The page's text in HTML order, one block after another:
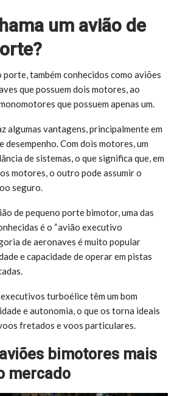
um avião de
porte, também conhecidos como aviões
que possuem dois motores, ao
que possuem apenas um.
algumas vantagens, principalmente em
desempenho. Com dois motores, um
de sistemas, o que significa que, em
motores, o outro pode assumir o
seguro.
de pequeno porte bimotor, uma das
é o “avião executivo
de aeronaves é muito popular
e capacidade de operar em pistas
turboélice têm um bom
e autonomia, o que os torna ideais
fretados e voos particulares.
bimotores mais
mercado